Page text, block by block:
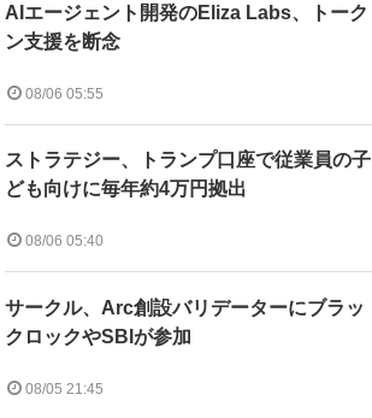
AIエージェント開発のEliza Labs、トーク
ン支援を断念
08/06 05:55
ストラテジー、トランプ口座で従業員の子
ども向けに毎年約4万円拠出
08/06 05:40
サークル、Arc創設バリデーターにブラッ
クロックやSBIが参加
08/05 21:45